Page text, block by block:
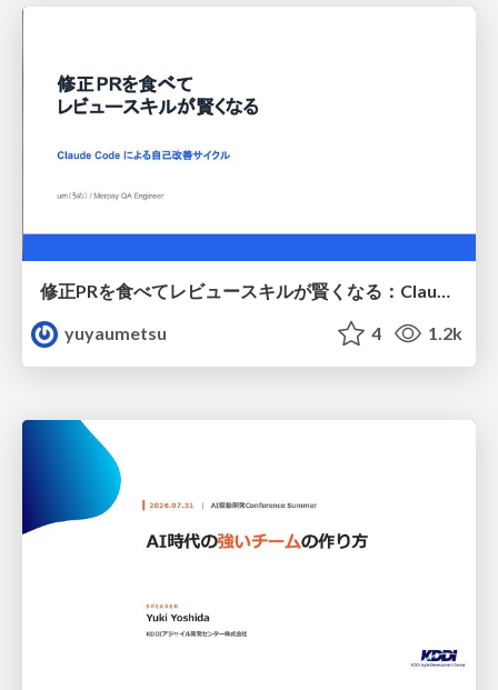
修正PRを食べてレビュースキルが賢くなる：Claude Codeによる自己改善サイクル
yuyaumetsu
4 1.2k